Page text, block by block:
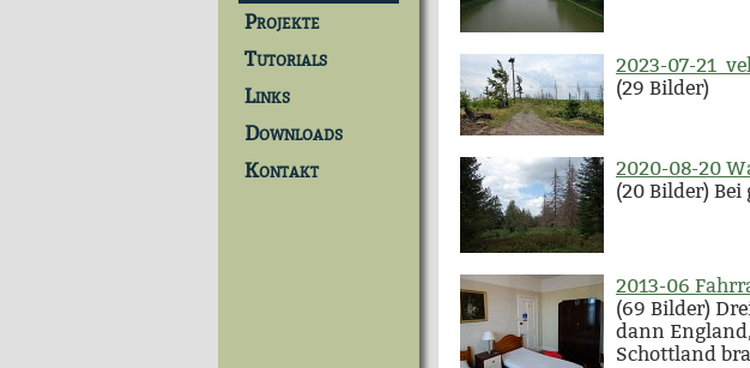
Projekte
Tutorials
Links
Downloads
Kontakt
2023-07-
(29 Bilder)
2020-08-20
(20 Bilder)
2013-06
(69 Bilder)
dann
Schottland